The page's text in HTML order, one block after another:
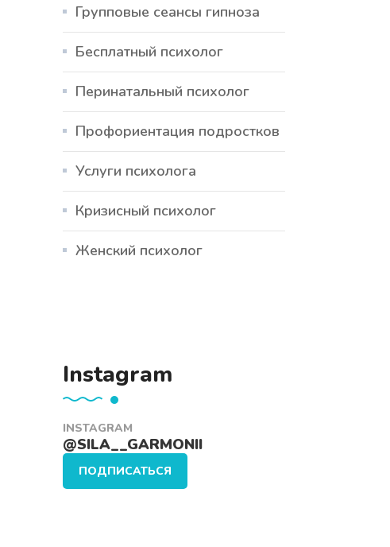
Групповые сеансы гипноза
Бесплатный психолог
Перинатальный психолог
Профориентация подростков
Услуги психолога
Кризисный психолог
Женский психолог
Instagram
INSTAGRAM
@SILA__GARMONII
ПОДПИСАТЬСЯ